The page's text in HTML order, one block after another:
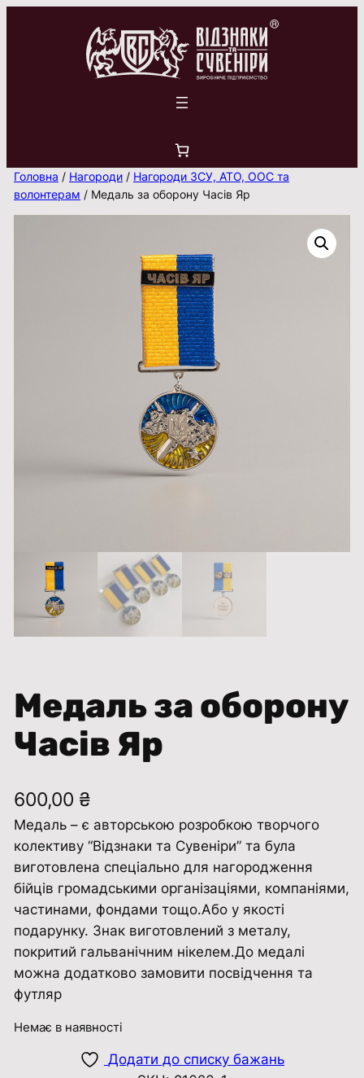
Головна / Нагороди/ Нагороди ЗСУ, АТО, ООС та
волонтерам / Медаль за оборону Часів Яр
Медаль за оборону
Часів Яр
600,00 ₴
Медаль – є авторською розробкою творчого
колективу “Відзнаки та Сувенiри” та була
виготовлена ​​спеціально для нагородження
бійців громадськими організаціями, компаніями,
частинами, фондами тощо.Або у якості
подарунку. Знак виготовлений з металу,
покритий гальванічним нікелем.До медалі
можна додатково замовити посвідчення та
футляр
Немає в наявності
Додати до списку бажань